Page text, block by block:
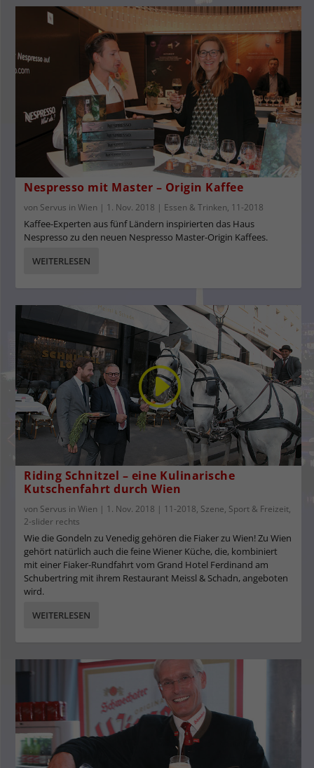
Nespresso mit Master – Origin Kaffee
von Servus in Wien | 1. Nov. 2018 | Essen & Trinken, 11-2018
Kaffee-Experten aus fünf Ländern inspirierten das Haus
Nespresso zu den neuen Nespresso Master-Origin Kaffees.
WEITERLESEN
Riding Schnitzel – eine Kulinarische
Kutschenfahrt durch Wien
von Servus in Wien | 1. Nov. 2018 | 11-2018, Szene, Sport & Freizeit,
2-slider rechts
Wie die Gondeln zu Venedig gehören die Fiaker zu Wien! Zu Wien
gehört natürlich auch die feine Wiener Küche, die, kombiniert
mit einer Fiaker-Rundfahrt vom Grand Hotel Ferdinand am
Schubertring mit ihrem Restaurant Meissl & Schadn, angeboten
wird.
WEITERLESEN